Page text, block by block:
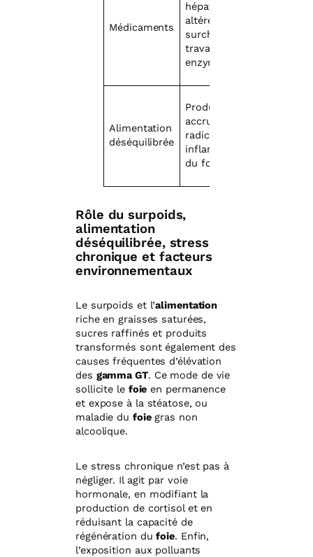
Médicaments
hépatique
altéré,
surcharge de
travail
enzymatique
Alimentation
déséquilibrée
Production
accrue de
radicaux libres,
inflammation
du foie
Rôle du surpoids,
alimentation
déséquilibrée, stress
chronique et facteurs
environnementaux
Le surpoids et l’alimentation
riche en graisses saturées,
sucres raffinés et produits
transformés sont également des
causes fréquentes d’élévation
des gamma GT. Ce mode de vie
sollicite le foie en permanence
et expose à la stéatose, ou
maladie du foiegras non
alcoolique.
Le stress chronique n’est pas à
négliger. Il agit par voie
hormonale, en modifiant la
production de cortisol et en
réduisant la capacité de
régénération dufoie. Enfin,
l’exposition aux polluants